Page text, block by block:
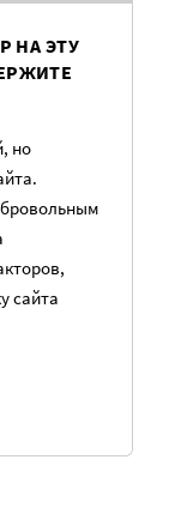
НА ЭТУ
но
сайта